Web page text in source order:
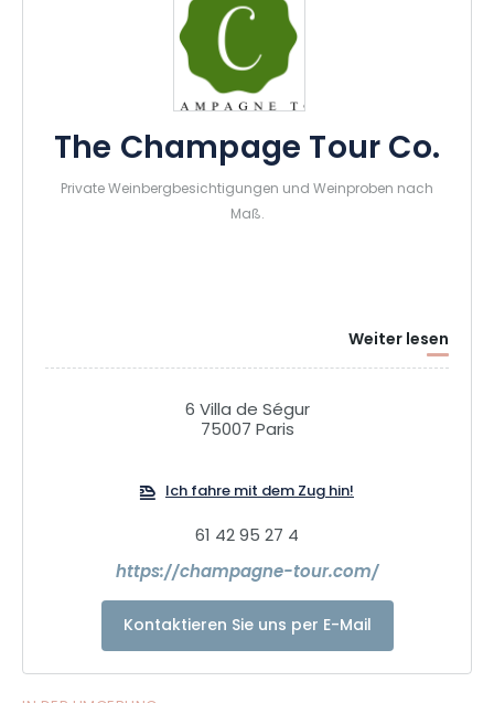
The Champage Tour Co.
Private Weinbergbesichtigungen und Weinproben nach
Maß.
Weiter lesen
6 Villa de Ségur
75007 Paris
Ich fahre mit dem Zug hin!
61 42 95 27 4
https://champagne-tour.com/
Kontaktieren Sie uns per E-Mail